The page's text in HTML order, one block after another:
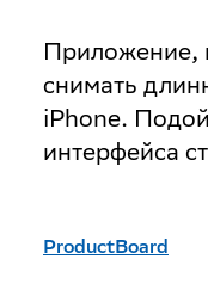
Приложение,
снимать
iPhone.
интерфейса
ProductBoard